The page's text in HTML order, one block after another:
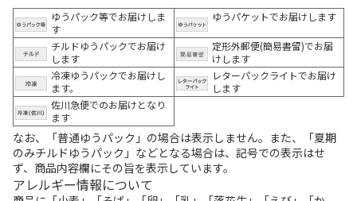
ゆうパック等でお届けしま
す
ゆうパケットでお届けします
チルドゆうパックでお届け
します
定形外郵便(簡易書留)でお届
けします
冷凍ゆうパックでお届けし
ます。
レターパックライトでお届け
します
佐川急便でのお届けとなり
ます
なお、「普通ゆうパック」の場合は表示しません。また、「夏期
のみチルドゆうパック」などとなる場合は、記号での表示はせ
ず、商品内容欄にその旨を表示しています。
アレルギー情報について